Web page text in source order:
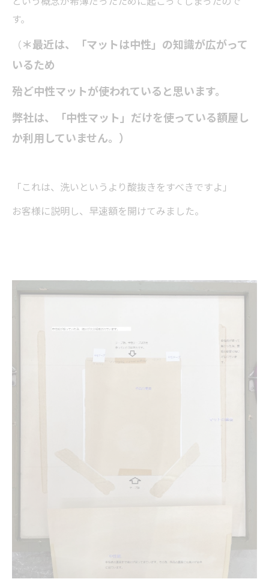
す。
（ ＊最近は、「マットは中性」の知識が広がって
いるため
殆ど中性マットが使われていると思います。
弊社は、「中性マット」だけを使っている額屋し
か利用していません。）
「これは、洗いというより酸抜きをすべきですよ」
お客様に説明し、早速額を開けてみました。